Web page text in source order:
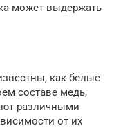
может выдержать
как белые
составе медь,
различными
от их